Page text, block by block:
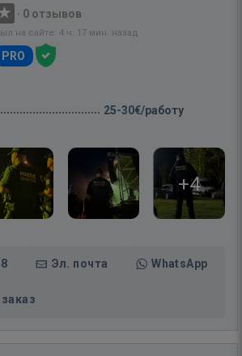
· 0 отзывов
на сайте: 4 ч. 17 мин. назад
PRO
25-30€/работу
+4
Эл. почта WhatsApp